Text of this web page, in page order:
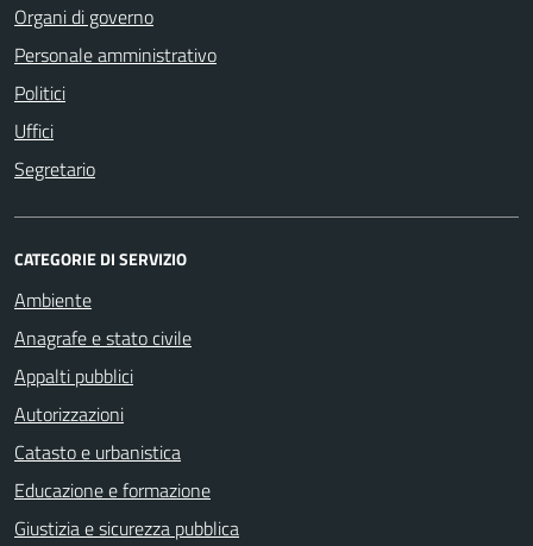
Organi di governo
Personale amministrativo
Politici
Uffici
Segretario
CATEGORIE DI SERVIZIO
Ambiente
Anagrafe e stato civile
Appalti pubblici
Autorizzazioni
Catasto e urbanistica
Educazione e formazione
Giustizia e sicurezza pubblica